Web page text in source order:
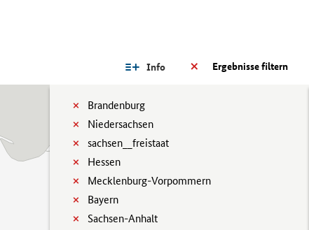
Ergebnisse filtern
Info
Brandenburg
Niedersachsen
sachsen__freistaat
Hessen
Mecklenburg-Vorpommern
Bayern
Sachsen-Anhalt